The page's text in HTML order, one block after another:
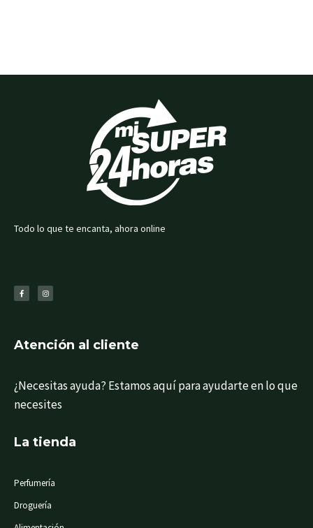
Todo lo que te encanta, ahora online
c
e
b
s
t
a
Atención al cliente
¿Necesitas ayuda? Estamos aquí para ayudarte en lo que
necesites
La tienda
Perfumería
Droguería